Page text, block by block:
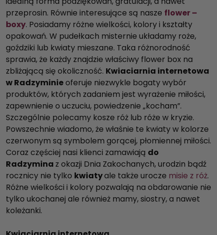
przeprosin. Równie interesujące są nasze flower –
boxy. Posiadamy różne wielkości, kolory i kształty
opakowań. W pudełkach misternie układamy roże,
goździki lub kwiaty mieszane. Taka różnorodność
sprawia, że każdy znajdzie właściwy flower box na
zbliżającą się okoliczność. Kwiaciarnia internetowa
w Radzyminieoferuje niezwykle bogaty wybór
produktów, których zadaniem jest wyrażenie miłości,
zapewnienie o uczuciu, powiedzenie „kocham”.
Szczególnie polecamy kosze róż lub róże w kryzie.
Powszechnie wiadomo, że właśnie te kwiaty w kolorze
czerwonym są symbolem gorącej, płomiennej miłości.
Coraz częściej nasi klienci zamawiają do
Radzymina z okazji Dnia Zakochanych, urodzin bądź
rocznicy nie tylko kwiatyale także urocze misie z róż.
Różne wielkości i kolory pozwalają na obdarowanie nie
tylko ukochanej ale również mamy, siostry, a nawet
koleżanki.